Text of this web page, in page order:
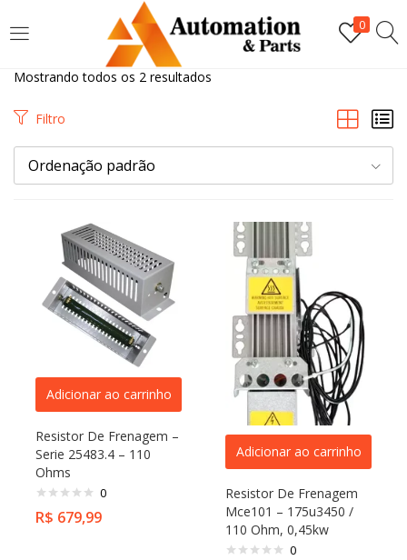
0
LOGIN
Digite seu nome de usuário e senha para fazer o login.
Lembrar-me
Senha perdida?
Mostrando todos os 2 resultados
Filtro
Ordenação padrão
Adicionar ao carrinho
Resistor De Frenagem –
Serie 25483.4 – 110
Ohms
0
R$ 679,99
Adicionar ao carrinho
Resistor De Frenagem
Mce101 – 175u3450 /
110 Ohm, 0,45kw
0